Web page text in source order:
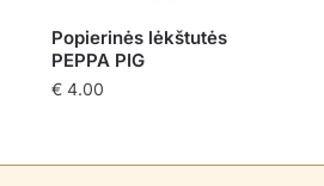
Popierinės lėkštutės
PEPPA PIG
€4.00